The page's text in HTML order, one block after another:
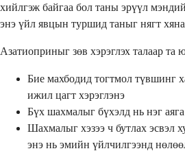
хийлгэж байгаа бол таны эрүүл
энэ үйл явцын туршид таныг нягт
Азатиоприныг зөв хэрэглэх талаар та
Бие махбодид тогтмол түвшинг
ижил цагт хэрэглэнэ
Бүх шахмалыг бүхэлд нь нэг
Шахмалыг хэзээ ч бутлах эсвэл
энэ нь эмийн үйлчилгээнд